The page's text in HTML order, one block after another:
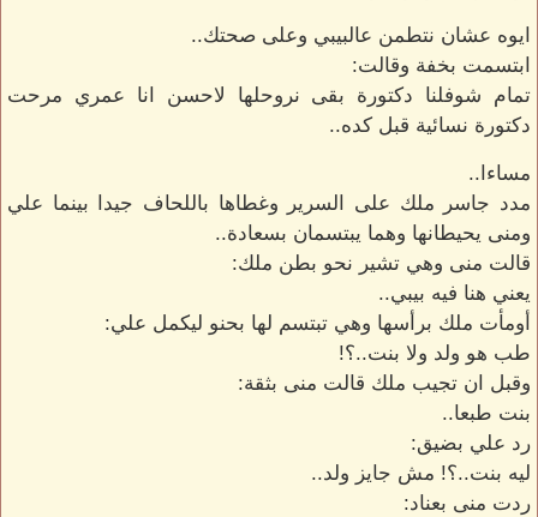
ايوه عشان نتطمن عالبيبي وعلى صحتك..
ابتسمت بخفة وقالت:
تمام شوفلنا دكتورة بقى نروحلها لاحسن انا عمري مرحت
دكتورة نسائية قبل كده..
مساءا..
مدد جاسر ملك على السرير وغطاها باللحاف جيدا بينما علي
ومنى يحيطانها وهما يبتسمان بسعادة..
قالت منى وهي تشير نحو بطن ملك:
يعني هنا فيه بيبي..
أومأت ملك برأسها وهي تبتسم لها بحنو ليكمل علي:
طب هو ولد ولا بنت..؟!
وقبل ان تجيب ملك قالت منى بثقة:
بنت طبعا..
رد علي بضيق:
ليه بنت..؟! مش جايز ولد..
ردت منى بعناد: